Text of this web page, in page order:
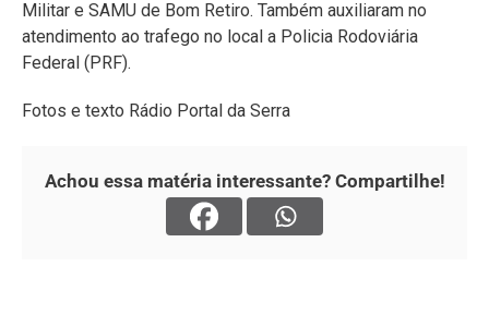
Militar e SAMU de Bom Retiro. Também auxiliaram no
atendimento ao trafego no local a Policia Rodoviária
Federal (PRF).
Fotos e texto Rádio Portal da Serra
Achou essa matéria interessante? Compartilhe!